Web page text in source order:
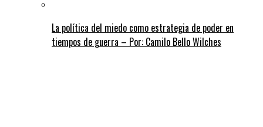
La política del miedo como estrategia de poder en
tiempos de guerra – Por: Camilo Bello Wilches